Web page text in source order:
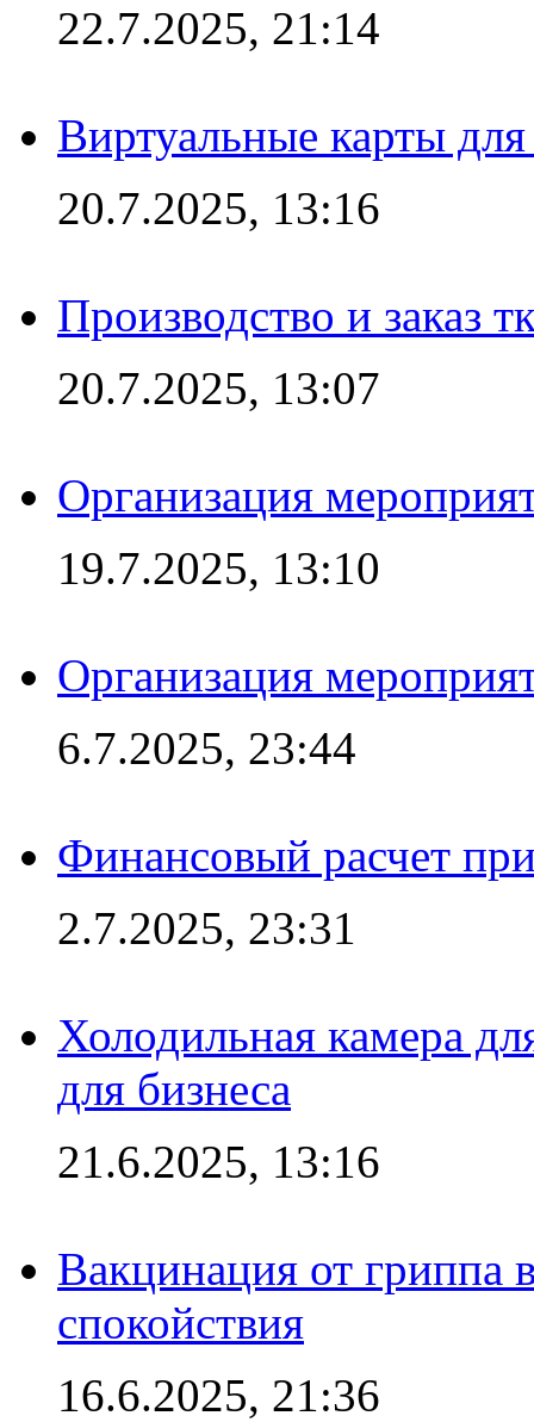
22.7.2025, 21:14
Виртуальные карты
20.7.2025, 13:16
Производство и заказ
20.7.2025, 13:07
Организация
19.7.2025, 13:10
Организация
6.7.2025, 23:44
Финансовый расчет
2.7.2025, 23:31
Холодильная камера
для бизнеса
21.6.2025, 13:16
Вакцинация от гриппа
спокойствия
16.6.2025, 21:36